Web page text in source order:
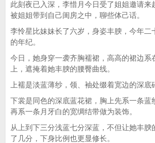
此刻夜已入深，李惜月今日受了姐姐邀请来
被姐姐带到自己闺房之中，聊些体己话。
李怜星比妹妹长了六岁，身姿丰腴，今年二
的年纪。
今日，她身穿一袭齐胸襦裙，高高的裙边系
上，遮掩着她丰腴的腰臀曲线。
上襦是淡蓝薄纱，领、袖处缀着宽边的深底
下裳是同色的深底蓝花裙，胸上先系一条蓝
再系一条月牙白的宽绸结带做为装饰。
从上到下三分浅蓝七分深蓝，不但让她丰腴
了几分，下身比例也更显修长。